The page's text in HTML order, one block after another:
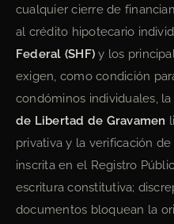
cualquier cierre de
al crédito hipotecario
Federal (SHF) y los
exigen, como condición
condóminos individuales,
de Libertad de Gravamen
privativa y la verificación
inscrita en el Registro
escritura constitutiva;
documentos bloquean la